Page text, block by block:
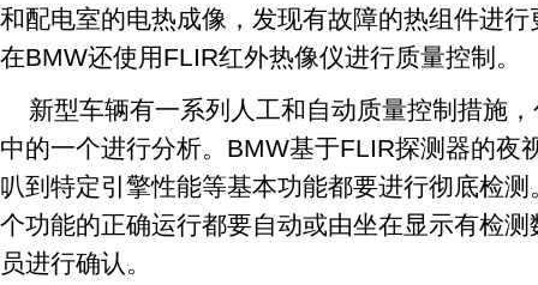
和配电室的电热成像，发现有故障的热组件进
在BMW还使用FLIR红外热像仪进行质量控制。
新型车辆有一系列人工和自动质量控制措施
中的一个进行分析。BMW基于FLIR探测器的夜
叭到特定引擎性能等基本功能都要进行彻底检
个功能的正确运行都要自动或由坐在显示有检
员进行确认。